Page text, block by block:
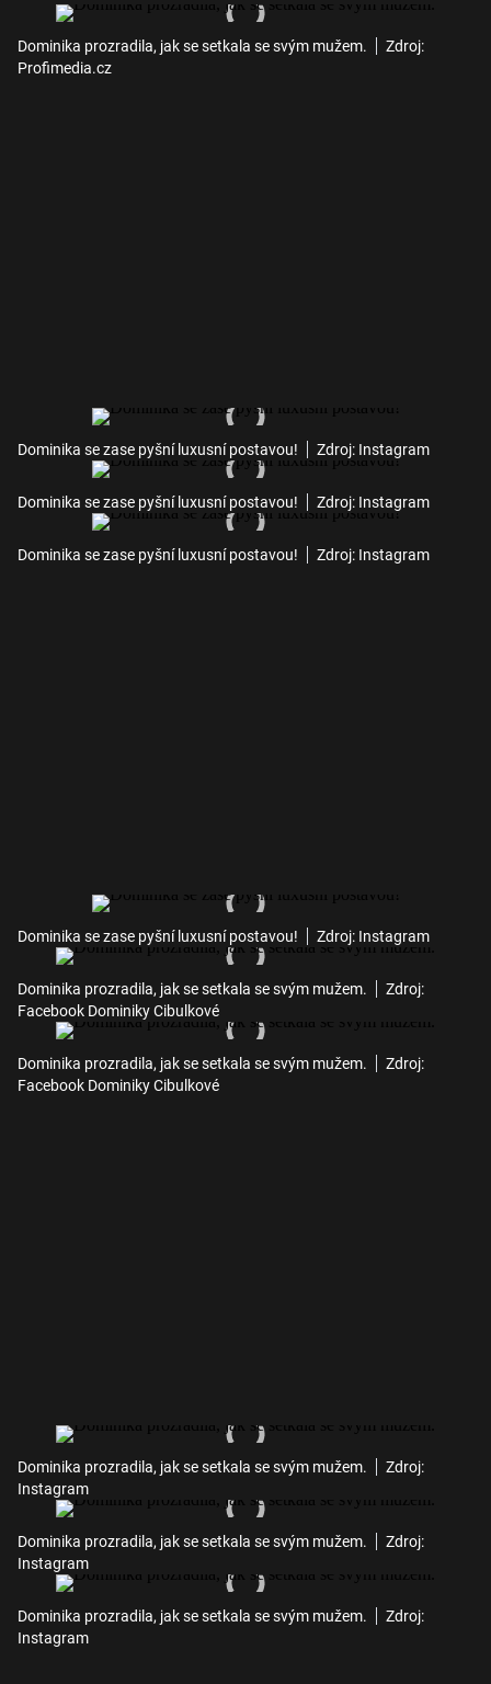
Dominika prozradila, jak se setkala se svým mužem.
Zdroj:
Profimedia.cz
Dominika se zase pyšní luxusní postavou! Zdroj: Instagram
Dominika se zase pyšní luxusní postavou! Zdroj: Instagram
Dominika se zase pyšní luxusní postavou! Zdroj: Instagram
Dominika se zase pyšní luxusní postavou! Zdroj: Instagram
Dominika prozradila, jak se setkala se svým mužem.
Zdroj:
Facebook Dominiky Cibulkové
Dominika prozradila, jak se setkala se svým mužem.
Zdroj:
Facebook Dominiky Cibulkové
Dominika prozradila, jak se setkala se svým mužem.
Zdroj:
Instagram
Dominika prozradila, jak se setkala se svým mužem.
Zdroj:
Instagram
Dominika prozradila, jak se setkala se svým mužem.
Zdroj:
Instagram